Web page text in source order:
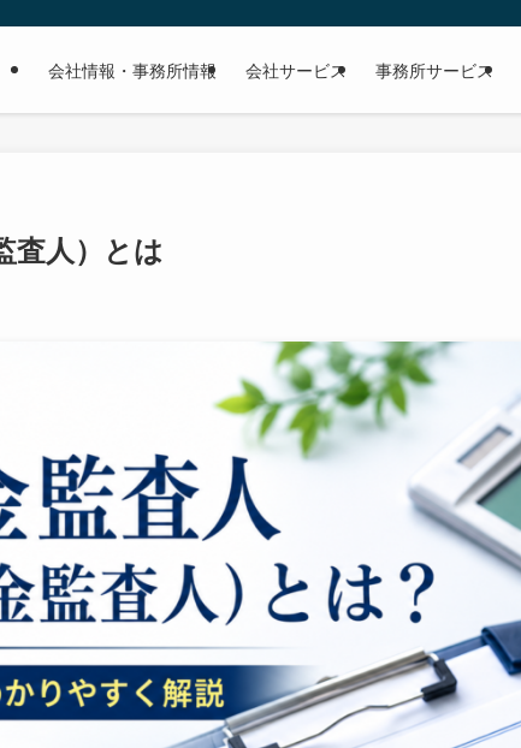
会社情報・事務所情報 会社サービス 事務所サービス
査人）とは